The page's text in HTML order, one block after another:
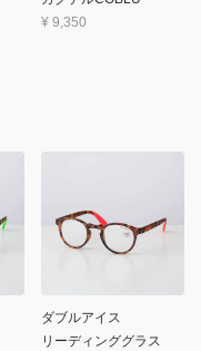
¥ 9,350
ダブルアイス
リーディンググラス